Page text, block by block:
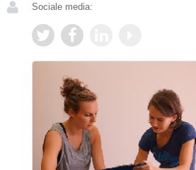
Sociale media: